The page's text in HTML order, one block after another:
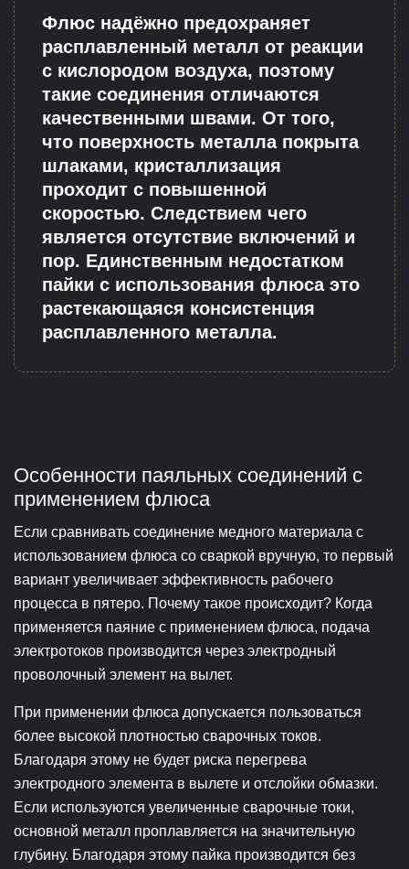
Флюс надёжно предохраняет
расплавленный металл от реакции
с кислородом воздуха, поэтому
такие соединения отличаются
качественными швами. От того,
что поверхность металла покрыта
шлаками, кристаллизация
проходит с повышенной
скоростью. Следствием чего
является отсутствие включений и
пор. Единственным недостатком
пайки с использования флюса это
растекающаяся консистенция
расплавленного металла.
Особенности паяльных соединений с
применением флюса
Если сравнивать соединение медного материала с
использованием флюса со сваркой вручную, то первый
вариант увеличивает эффективность рабочего
процесса в пятеро. Почему такое происходит? Когда
применяется паяние с применением флюса, подача
электротоков производится через электродный
проволочный элемент на вылет.
При применении флюса допускается пользоваться
более высокой плотностью сварочных токов.
Благодаря этому не будет риска перегрева
электродного элемента в вылете и отслойки обмазки.
Если используются увеличенные сварочные токи,
основной металл проплавляется на значительную
глубину. Благодаря этому пайка производится без